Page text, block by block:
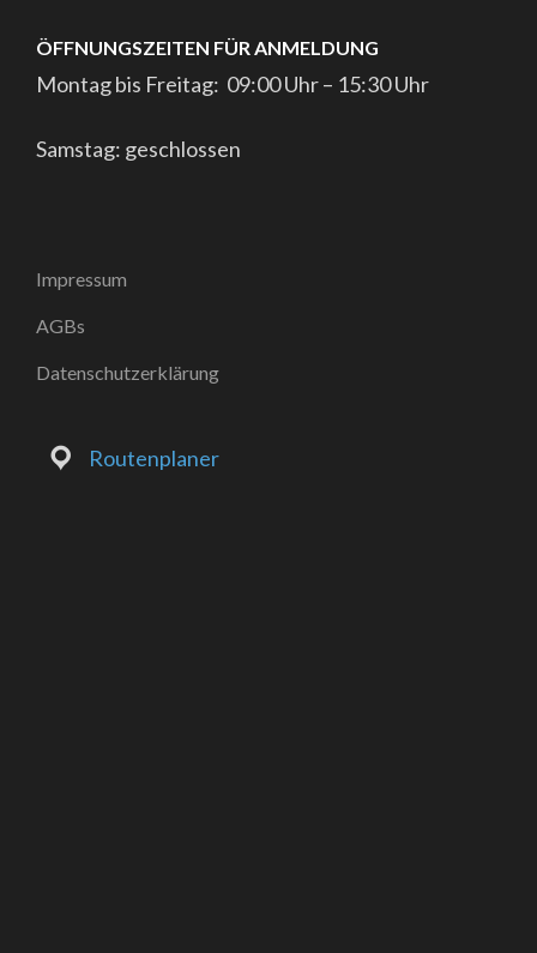
ÖFFNUNGSZEITEN FÜR ANMELDUNG
Montag bis Freitag: 09:00 Uhr – 15:30 Uhr
Samstag: geschlossen
Impressum
AGBs
Datenschutzerklärung
Routenplaner